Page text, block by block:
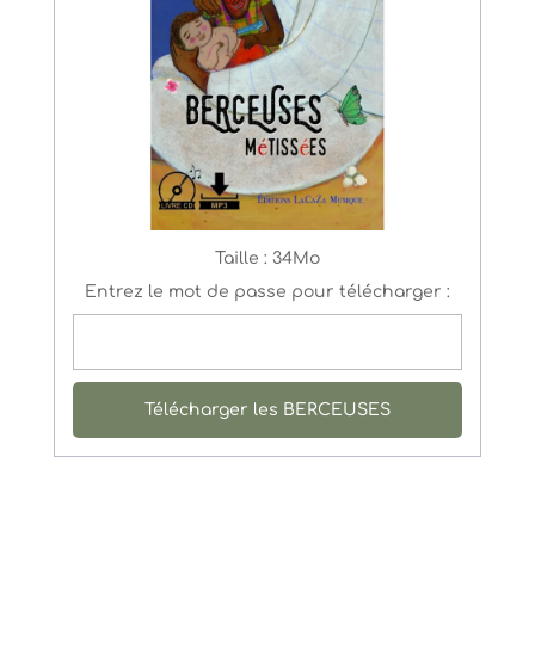
Taille : 34Mo
Entrez le mot de passe pour télécharger :
Télécharger les BERCEUSES